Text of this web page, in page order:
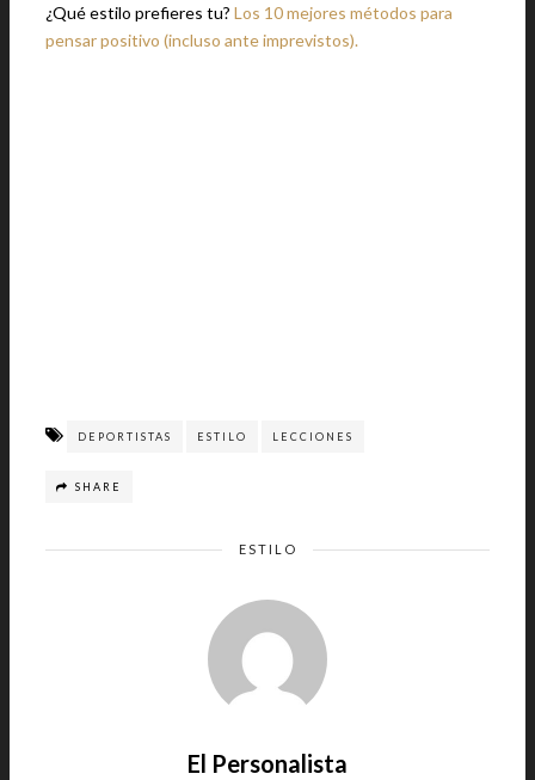
¿Qué estilo prefieres tu? Los 10 mejores métodos para
pensar positivo (incluso ante imprevistos).
DEPORTISTAS ESTILO LECCIONES
SHARE
ESTILO
El Personalista